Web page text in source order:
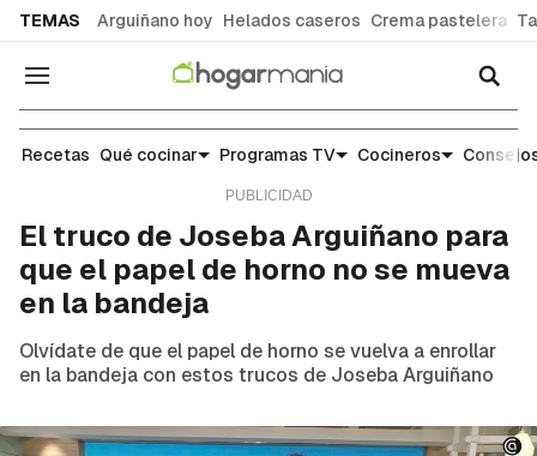
TEMAS Arguiñano hoy Helados caseros Crema pastelera
Navegación
Escuela de cocina: trucos y consejos para el día
Recetas Qué cocinar Programas TV Cocineros
El truco de Joseba Arguiñano para
que el papel de horno no se mueva
en la bandeja
Olvídate de que el papel de horno se vuelva a enrollar
en la bandeja con estos trucos de Joseba Arguiñano